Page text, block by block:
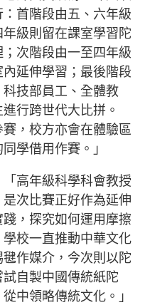
首階段由五、六年級
級則留在課室學習陀
次階段由一至四年級
延伸學習；最後階段
技部員工、全體教
行跨世代大比拼。
賽，校方亦會在體驗區
學借用作賽。」
高年級科學科會教授
次比賽正好作為延伸
，探究如何運用摩擦
校一直推動中華文化
作媒介，今次則以陀
自製中國傳統紙陀
中領略傳統文化。」